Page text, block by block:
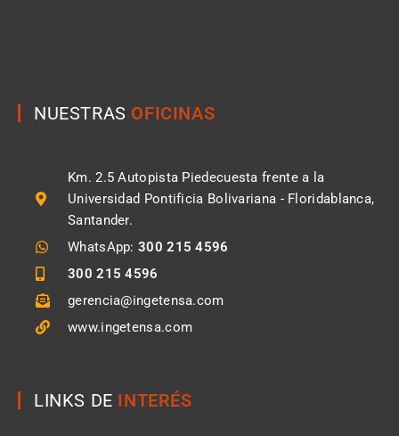
NUESTRAS OFICINAS
Km. 2.5 Autopista Piedecuesta frente a la
Universidad Pontificia Bolivariana - Floridablanca,
Santander.
WhatsApp: 300 215 4596
300 215 4596
gerencia@ingetensa.com
www.ingetensa.com
LINKS DE INTERÉS